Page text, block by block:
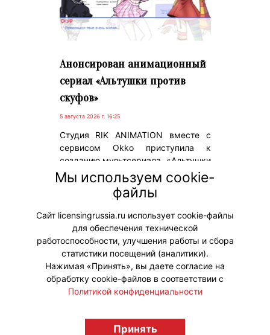
Анонсирован анимационный
сериал «Альтушки против
скуфов»
5 августа 2026 г. 16:25
Студия RIK ANIMATION вместе с
сервисом Okko приступила к
созданию мультсериала «Альтушки
против скуфов» – адаптации
российской игры. Релиз пилота
эксклюзивно состоится в 2027 году
на медиаплатформе.
#ПродвижениеБренда
licensingrussia.ru, 2009-2026 12+
Мы используем cookie-
файлы
Сайт licensingrussia.ru использует cookie-файлы
для обеспечения технической
работоспособности, улучшения работы и сбора
статистики посещений (аналитики).
Нажимая «Принять», вы даете согласие на
обработку cookie-файлов в соответствии с
Политикой конфиденциальности
Принять